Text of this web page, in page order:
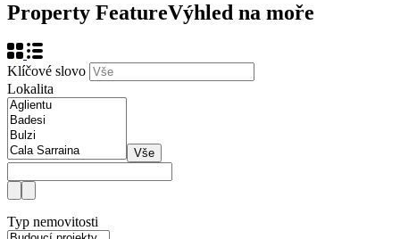
Property FeatureVýhled na moře
Klíčové slovo
Lokalita
Vše
Typ nemovitosti